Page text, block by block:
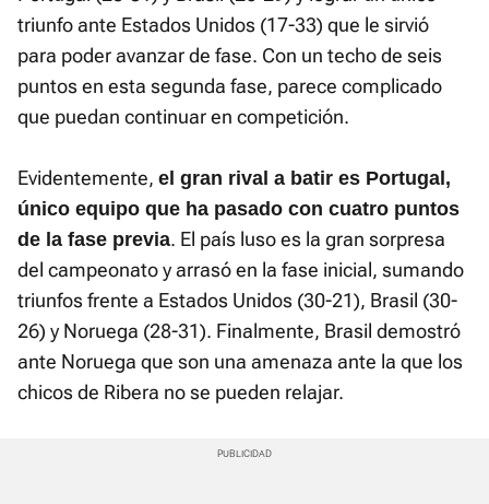
triunfo ante Estados Unidos (17-33) que le sirvió
para poder avanzar de fase. Con un techo de seis
puntos en esta segunda fase, parece complicado
que puedan continuar en competición.
Evidentemente, el gran rival a batir es Portugal,
único equipo que ha pasado con cuatro puntos
de la fase previa. El país luso es la gran sorpresa
del campeonato y arrasó en la fase inicial, sumando
triunfos frente a Estados Unidos (30-21), Brasil (30-
26) y Noruega (28-31). Finalmente, Brasil demostró
ante Noruega que son una amenaza ante la que los
chicos de Ribera no se pueden relajar.